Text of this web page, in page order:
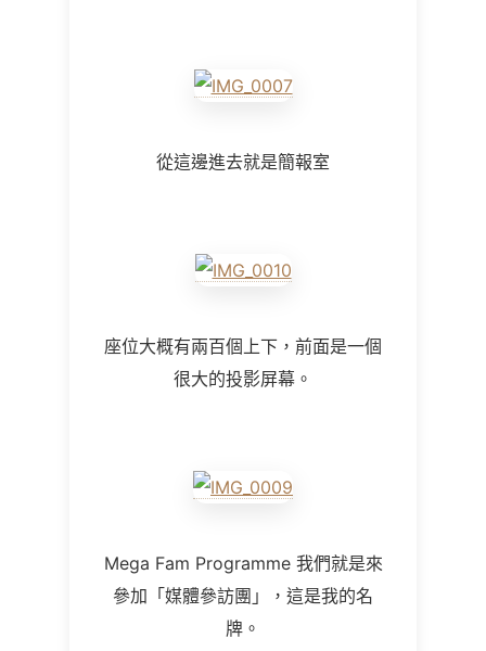
從這邊進去就是簡報室
座位大概有兩百個上下，前面是一個
很大的投影屏幕。
Mega Fam Programme 我們就是來
參加「媒體參訪團」，這是我的名
牌。